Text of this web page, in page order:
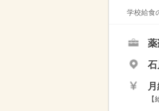
学校給食
薬
石